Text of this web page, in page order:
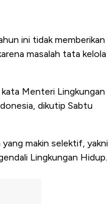
ini tidak memberikan
masalah tata kelola
Menteri Lingkungan
dikutip Sabtu
makin selektif, yakni
Lingkungan Hidup.